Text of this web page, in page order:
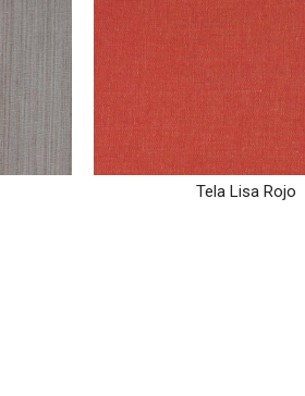
Tela Lisa Rojo